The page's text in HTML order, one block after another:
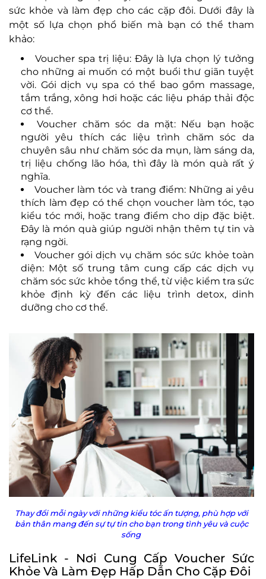
sức khỏe và làm đẹp cho các cặp đôi. Dưới đây là
một số lựa chọn phổ biến mà bạn có thể tham
khảo:
Voucher spa trị liệu: Đây là lựa chọn lý tưởng
cho những ai muốn có một buổi thư giãn tuyệt
vời. Gói dịch vụ spa có thể bao gồm massage,
tắm trắng, xông hơi hoặc các liệu pháp thải độc
cơ thể.
Voucher chăm sóc da mặt: Nếu bạn hoặc
người yêu thích các liệu trình chăm sóc da
chuyên sâu như chăm sóc da mụn, làm sáng da,
trị liệu chống lão hóa, thì đây là món quà rất ý
nghĩa.
Voucher làm tóc và trang điểm: Những ai yêu
thích làm đẹp có thể chọn voucher làm tóc, tạo
kiểu tóc mới, hoặc trang điểm cho dịp đặc biệt.
Đây là món quà giúp người nhận thêm tự tin và
rạng ngời.
Voucher gói dịch vụ chăm sóc sức khỏe toàn
diện: Một số trung tâm cung cấp các dịch vụ
chăm sóc sức khỏe tổng thể, từ việc kiểm tra sức
khỏe định kỳ đến các liệu trình detox, dinh
dưỡng cho cơ thể.
Thay đổi mỗi ngày với những kiểu tóc ấn tượng, phù hợp với
bản thân mang đến sự tự tin cho bạn trong tình yêu và cuộc
sống
LifeLink - Nơi Cung Cấp Voucher Sức
Khỏe Và Làm Đẹp Hấp Dẫn Cho Cặp Đôi